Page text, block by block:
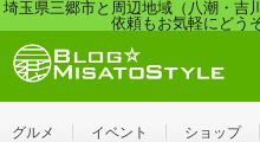
埼玉県三郷市と周辺地域（八潮・吉
依頼もお気軽にどう
グルメ イベント ショップ